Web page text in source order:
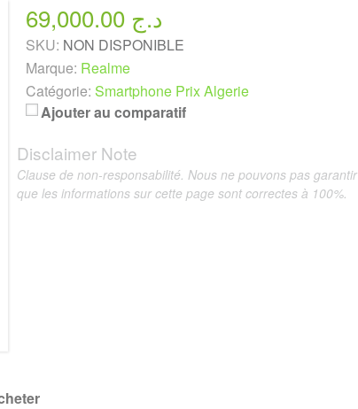
69,000.00 د.ج
SKU: NON DISPONIBLE
Marque: Realme
Catégorie: Smartphone Prix Algerie
Ajouter au comparatif
Disclaimer Note
Clause de non-responsabilité. Nous ne pouvons pas garantir
que les informations sur cette page sont correctes à 100%.